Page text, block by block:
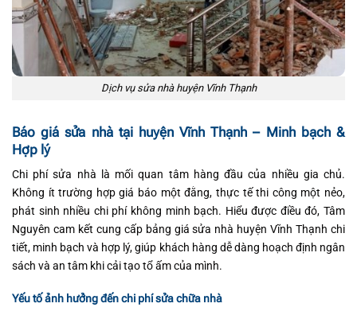
Dịch vụ sửa nhà huyện Vĩnh Thạnh
Báo giá sửa nhà tại huyện Vĩnh Thạnh – Minh bạch &
Hợp lý
Chi phí sửa nhà là mối quan tâm hàng đầu của nhiều gia chủ.
Không ít trường hợp giá báo một đằng, thực tế thi công một nẻo,
phát sinh nhiều chi phí không minh bạch. Hiểu được điều đó, Tâm
Nguyên cam kết cung cấp bảng giá sửa nhà huyện Vĩnh Thạnh chi
tiết, minh bạch và hợp lý, giúp khách hàng dễ dàng hoạch định ngân
sách và an tâm khi cải tạo tổ ấm của mình.
Yếu tố ảnh hưởng đến chi phí sửa chữa nhà